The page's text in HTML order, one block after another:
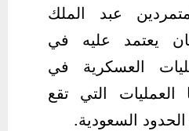
عبد الملك
يعتمد عليه في
العسكرية في
العمليات التي تقع
السعودية.